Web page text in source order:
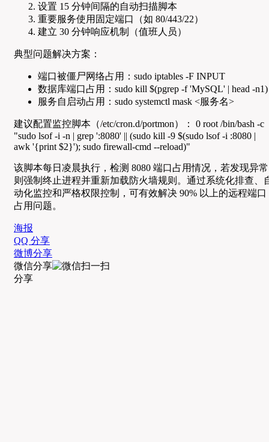
设置 15 分钟间隔的自动扫描脚本
重要服务使用固定端口（如 80/443/22）
建立 30 分钟响应机制（值班人员）
典型问题解决方案：
端口被僵尸网络占用：sudo iptables -F INPUT
数据库端口占用：sudo kill $(pgrep -f 'MySQL' | head -n1)
服务自启动占用：sudo systemctl mask <服务名>
建议配置监控脚本（/etc/cron.d/portmon）： 0 root /bin/bash -c
"sudo lsof -i -n | grep ':8080' || (sudo kill -9 $(sudo lsof -i :8080 |
awk '{print $2}'); sudo firewall-cmd --reload)"
该脚本每日凌晨执行，检测 8080 端口占用情况，若发现异常
则强制终止进程并重新加载防火墙规则。通过系统化排查、
动化监控和严格权限控制，可有效解决 90% 以上的远程端口
占用问题。
海报
QQ 分享
微博分享
微信分享
分享